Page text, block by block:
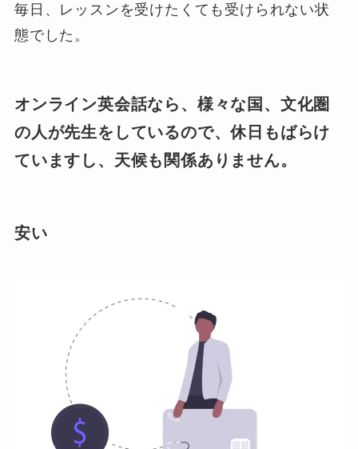
毎日、レッスンを受けたくても受けられない状
態でした。
オンライン英会話なら、様々な国、文化圏
の人が先生をしているので、休日もばらけ
ていますし、天候も関係ありません。
安い